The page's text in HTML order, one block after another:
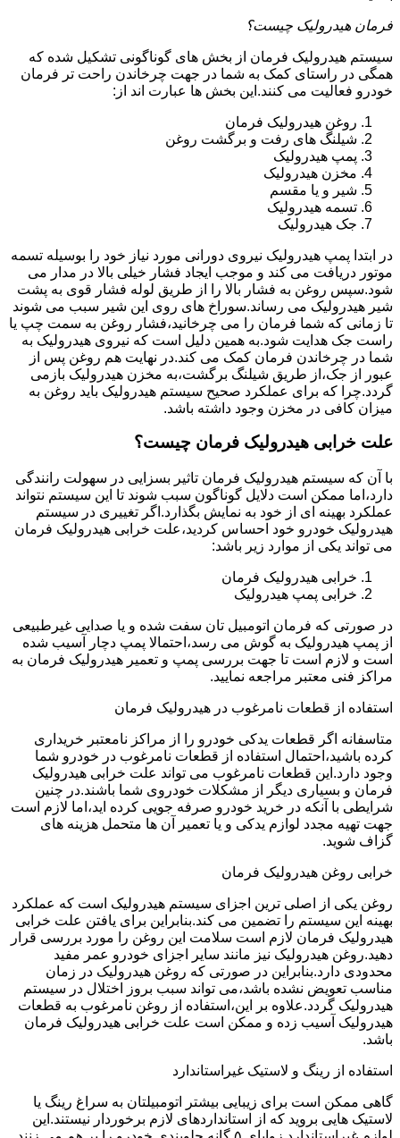
فرمان هیدرولیک چیست؟
سیستم هیدرولیک فرمان از بخش های گوناگونی تشکیل شده که
همگی در راستای کمک به شما در جهت چرخاندن راحت تر فرمان
خودرو فعالیت می کنند.این بخش ها عبارت اند از:
روغن هیدرولیک فرمان
شیلنگ های رفت و برگشت روغن
پمپ هیدرولیک
مخزن هیدرولیک
شیر و یا مقسم
تسمه هیدرولیک
جک هیدرولیک
در ابتدا پمپ هیدرولیک نیروی دورانی مورد نیاز خود را بوسیله تسمه
موتور دریافت می کند و موجب ایجاد فشار خیلی بالا در مدار می
شود.سپس روغن به فشار بالا را از طریق لوله فشار قوی به پشت
شیر هیدرولیک می رساند.سوراخ های روی این شیر سبب می شوند
تا زمانی که شما فرمان را می چرخانید،فشار روغن به سمت چپ یا
راست جک هدایت شود.به همین دلیل است که نیروی هیدرولیک به
شما در چرخاندن فرمان کمک می کند.در نهایت هم روغن پس از
عبور از جک،از طریق شیلنگ برگشت،به مخزن هیدرولیک بازمی
گردد.چرا که برای عملکرد صحیح سیستم هیدرولیک باید روغن به
میزان کافی در مخزن وجود داشته باشد.
علت خرابی هیدرولیک فرمان چیست؟
با آن که سیستم هیدرولیک فرمان تاثیر بسزایی در سهولت رانندگی
دارد،اما ممکن است دلایل گوناگون سبب شوند تا این سیستم نتواند
عملکرد بهینه ای از خود به نمایش بگذارد.اگر تغییری در سیستم
هیدرولیک خودرو خود احساس کردید،علت خرابی هیدرولیک فرمان
می تواند یکی از موارد زیر باشد:
خرابی هیدرولیک فرمان
خرابی پمپ هیدرولیک
در صورتی که فرمان اتومبیل تان سفت شده و یا صدایی غیرطبیعی
از پمپ هیدرولیک به گوش می رسد،احتمالا پمپ دچار آسیب شده
است و لازم است تا جهت بررسی پمپ و تعمیر هیدرولیک فرمان به
مراکز فنی معتبر مراجعه نمایید.
استفاده از قطعات نامرغوب در هیدرولیک فرمان
متاسفانه اگر قطعات یدکی خودرو را از مراکز نامعتبر خریداری
کرده باشید،احتمال استفاده از قطعات نامرغوب در خودرو شما
وجود دارد.این قطعات نامرغوب می تواند علت خرابی هیدرولیک
فرمان و بسیاری دیگر از مشکلات خودروی شما باشند.در چنین
شرایطی با آنکه در خرید خودرو صرفه جویی کرده اید،اما لازم است
جهت تهیه مجدد لوازم یدکی و یا تعمیر آن ها متحمل هزینه های
گزاف شوید.
خرابی روغن هیدرولیک فرمان
روغن یکی از اصلی ترین اجزای سیستم هیدرولیک است که عملکرد
بهینه این سیستم را تضمین می کند.بنابراین برای یافتن علت خرابی
هیدرولیک فرمان لازم است سلامت این روغن را مورد بررسی قرار
دهید.روغن هیدرولیک نیز مانند سایر اجزای خودرو عمر مفید
محدودی دارد.بنابراین در صورتی که روغن هیدرولیک در زمان
مناسب تعویض نشده باشد،می تواند سبب بروز اختلال در سیستم
هیدرولیک گردد.علاوه بر این،استفاده از روغن نامرغوب به قطعات
هیدرولیک آسیب زده و ممکن است علت خرابی هیدرولیک فرمان
باشد.
استفاده از رینگ و لاستیک غیراستاندارد
گاهی ممکن است برای زیبایی بیشتر اتومبیلتان به سراغ رینگ یا
لاستیک هایی بروید که از استانداردهای لازم برخوردار نیستند.این